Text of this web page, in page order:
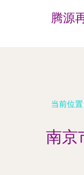
腾源
当前位置
南京